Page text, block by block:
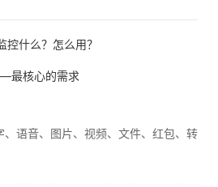
什么？怎么用？
最核心的需求
、语音、图片、视频、文件、红包、转